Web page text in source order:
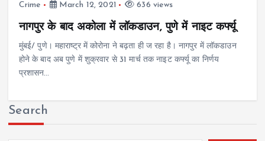
Crime March 12, 2021 636 views
नागपुर के बाद अकोला में लॉकडाउन, पुणे में नाइट कर्फ्यू
मुंबई/ पुणे। महाराष्ट्र में कोरोना ने बढ़ता ही ज रहा है। नागपुर में लॉकडाउन
होने के बाद अब पुणे में शुक्रवार से 31 मार्च तक नाइट कर्फ्यू का निर्णय
प्रशासन…
Search